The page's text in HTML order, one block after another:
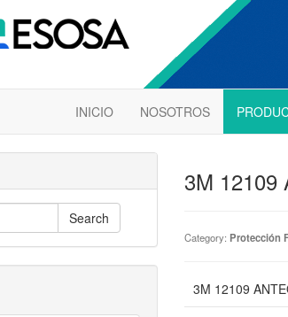
INICIO NOSOTROS
Search
3M 12109
Category: Protección
3M 12109